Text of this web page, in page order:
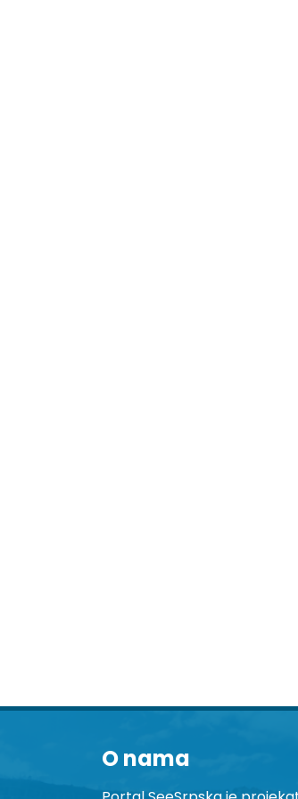
O nama